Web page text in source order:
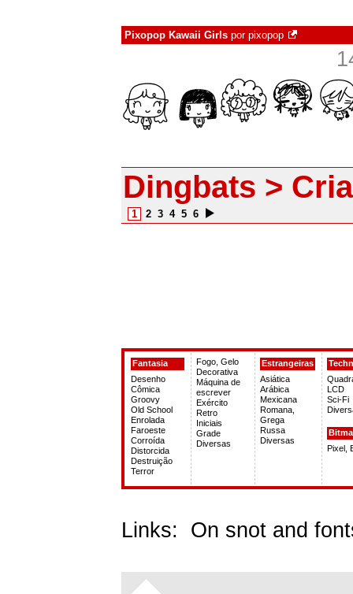
Pixopop Kawaii Girls por pixopop
Dingbats >
1 2 3 4 5 6
Fantasia
Desenho
Cômica
Groovy
Old School
Enrolada
Faroeste
Corroída
Distorcida
Destruição
Terror
Fogo, Gelo
Decorativa
Máquina de
escrever
Exército
Retro
Iniciais
Grade
Diversas
Estrangeiras
Asiática
Arábica
Mexicana
Romana,
Grega
Russa
Diversas
LCD
Sci-Fi
Pixel,
Links: On snot and